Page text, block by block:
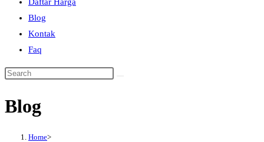
Blog
Kontak
Faq
Search
website
Blog
Home>